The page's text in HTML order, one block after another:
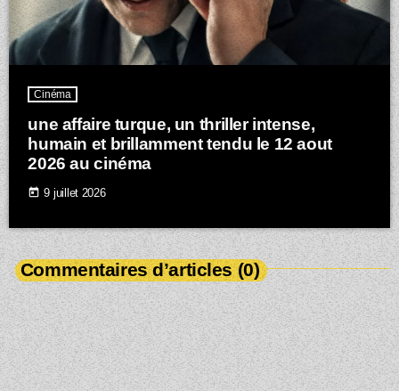
Cinéma
une affaire turque, un thriller intense,
humain et brillamment tendu le 12 aout
2026 au cinéma
today 9 juillet 2026
Commentaires d’articles (0)